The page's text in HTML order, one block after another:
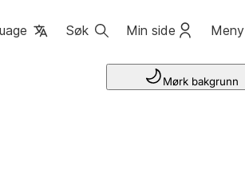
Søk Min side Meny
Mørk bakgrunn